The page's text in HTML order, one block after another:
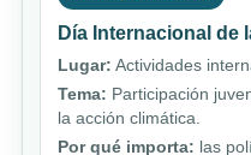
Día Internacional de
Lugar: Actividades
Tema: Participación
la acción climática.
Por qué importa: las